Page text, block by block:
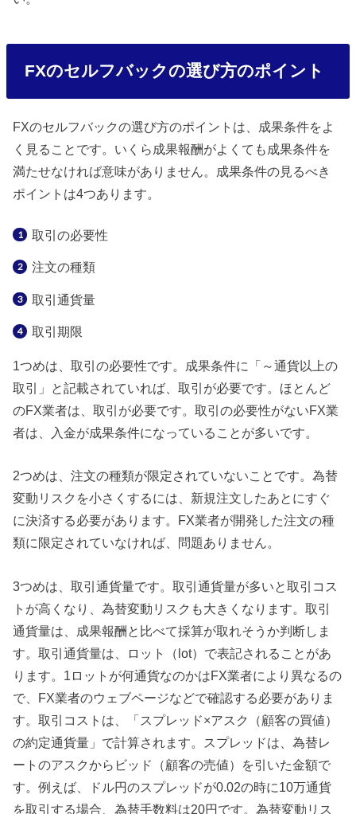
FXのセルフバックの選び方のポイント
FXのセルフバックの選び方のポイントは、成果条件をよ
く見ることです。いくら成果報酬がよくても成果条件を
満たせなければ意味がありません。成果条件の見るべき
ポイントは4つあります。
取引の必要性
注文の種類
取引通貨量
取引期限
1つめは、取引の必要性です。成果条件に「～通貨以上の
取引」と記載されていれば、取引が必要です。ほとんど
のFX業者は、取引が必要です。取引の必要性がないFX業
者は、入金が成果条件になっていることが多いです。
2つめは、注文の種類が限定されていないことです。為替
変動リスクを小さくするには、新規注文したあとにすぐ
に決済する必要があります。FX業者が開発した注文の種
類に限定されていなければ、問題ありません。
3つめは、取引通貨量です。取引通貨量が多いと取引コス
トが高くなり、為替変動リスクも大きくなります。取引
通貨量は、成果報酬と比べて採算が取れそうか判断しま
す。取引通貨量は、ロット（lot）で表記されることがあ
ります。1ロットが何通貨なのかはFX業者により異なるの
で、FX業者のウェブページなどで確認する必要がありま
す。取引コストは、「スプレッド×アスク（顧客の買値）
の約定通貨量」で計算されます。スプレッドは、為替レ
ートのアスクからビッド（顧客の売値）を引いた金額で
す。例えば、ドル円のスプレッドが0.02の時に10万通貨
を取引する場合、為替手数料は20円です。為替変動リス